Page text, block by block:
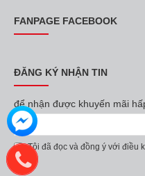
FANPAGE FACEBOOK
ĐĂNG KÝ NHẬN TIN
để nhận được khuyến mãi
Tôi đã đọc và đồng ý với điều